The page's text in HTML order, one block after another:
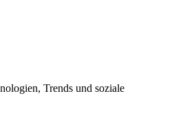
Trends und soziale